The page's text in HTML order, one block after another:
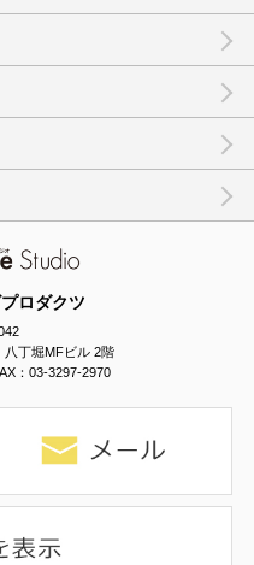
ロダクツ
丁堀MFビル 2階
：03-3297-2970